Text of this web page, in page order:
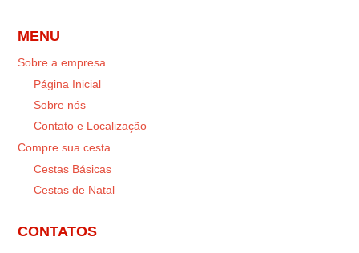
MENU
Sobre a empresa
Página Inicial
Sobre nós
Contato e Localização
Compre sua cesta
Cestas Básicas
Cestas de Natal
CONTATOS